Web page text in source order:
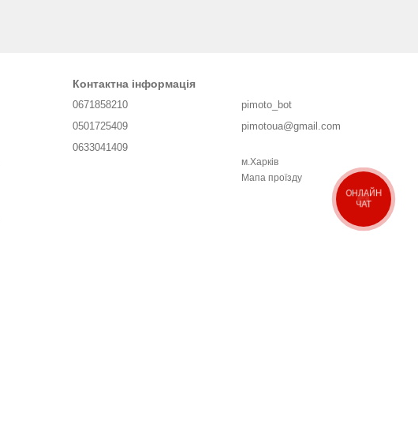
Контактна інформація
0671858210
0501725409
0633041409
pimoto_bot
pimotoua@gmail.com
м.Харків
Мапа проїзду
ОНЛАЙН
ЧАТ